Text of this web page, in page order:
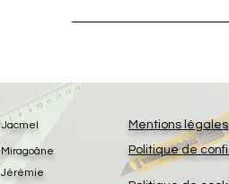
Jacmel
Jérémie
Miragoâne
Mentions légales
Politique de